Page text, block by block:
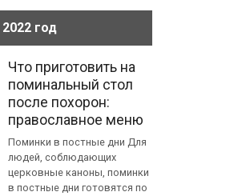
год
Что приготовить на
поминальный стол
после похорон:
православное меню
Поминки в постные дни Для
людей, соблюдающих
церковные каноны, поминки
в постные дни готовятся по